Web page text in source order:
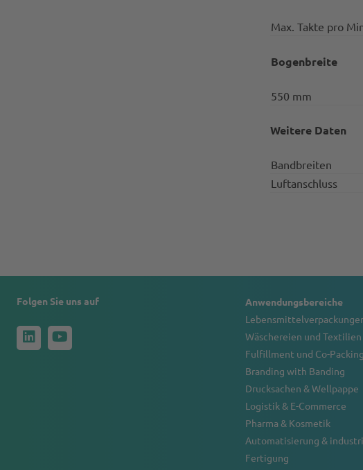
Max. Takte pro
Bogenbreite
550 mm
Weitere Daten
Bandbreiten
Luftanschluss
Folgen Sie uns auf
Anwendungsbereiche
Wäschereien und Textilien
Fulfillment und Co-Packing
Branding with Banding
Drucksachen & Wellpappe
Logistik & E-Commerce
Pharma & Kosmetik
Automatisierung &
Fertigung